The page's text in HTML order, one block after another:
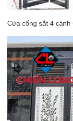
Cửa cổng sắt 4 cánh